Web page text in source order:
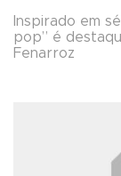
Inspirado em
pop” é
Fenarroz